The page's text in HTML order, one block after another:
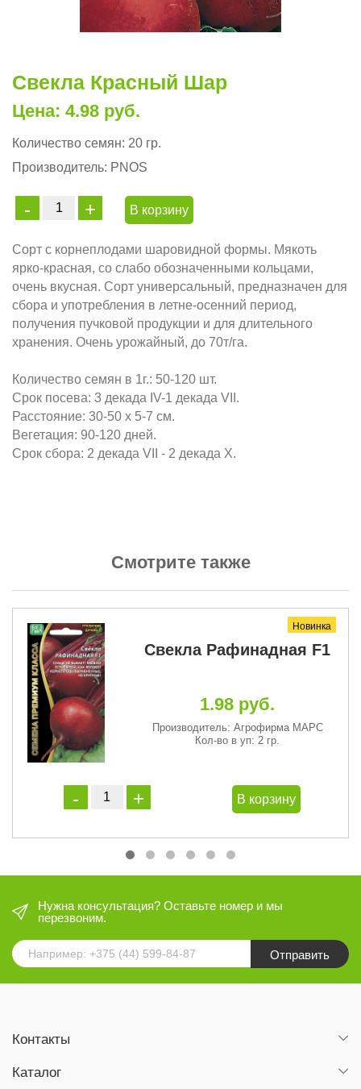
Свекла Красный Шар
Цена: 4.98 руб.
Количество семян: 20 гр.
Производитель: PNOS
В корзину
Сорт с корнеплодами шаровидной формы. Мякоть
ярко-красная, со слабо обозначенными кольцами,
очень вкусная. Сорт универсальный, предназначен для
сбора и употребления в летне-осенний период,
получения пучковой продукции и для длительного
хранения. Очень урожайный, до 70т/га.
Количество семян в 1г.: 50-120 шт.
Срок посева: 3 декада IV-1 декада VII.
Расстояние: 30-50 х 5-7 см.
Вегетация: 90-120 дней.
Срок сбора: 2 декада VII - 2 декада X.
Смотрите также
Новинка
Свекла Рафинадная F1
1.98 руб.
Производитель: Агрофирма МАРС
Кол-во в уп: 2 гр.
В корзину
Нужна консультация? Оставьте номер и мы
перезвоним.
Отправить
Контакты
Каталог